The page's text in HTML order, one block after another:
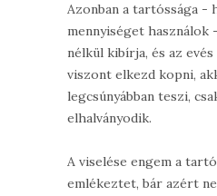
Azonban a tartóssága -
mennyiséget használok
nélkül kibírja, és az
viszont elkezd kopni,
legcsúnyábban teszi,
elhalványodik.
A viselése engem a
emlékeztet, bár azért